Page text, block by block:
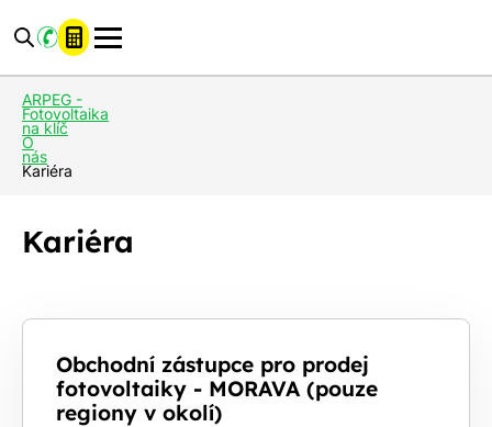
ARPEG -
Fotovoltaika
na klíč
O
nás
Kariéra
Kariéra
Obchodní zástupce pro prodej
fotovoltaiky - MORAVA (pouze
regiony v okolí)